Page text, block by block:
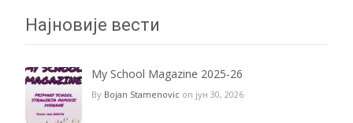
Најновије вести
My School Magazine 2025-26
By Bojan Stamenovic on јун 30, 2026